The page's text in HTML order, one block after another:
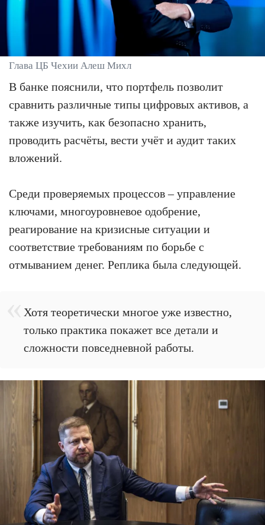
Глава ЦБ Чехии Алеш Михл
В банке пояснили, что портфель позволит
сравнить различные типы цифровых активов, а
также изучить, как безопасно хранить,
проводить расчёты, вести учёт и аудит таких
вложений.
Среди проверяемых процессов – управление
ключами, многоуровневое одобрение,
реагирование на кризисные ситуации и
соответствие требованиям по борьбе с
отмыванием денег. Реплика была следующей.
Хотя теоретически многое уже известно,
только практика покажет все детали и
сложности повседневной работы.